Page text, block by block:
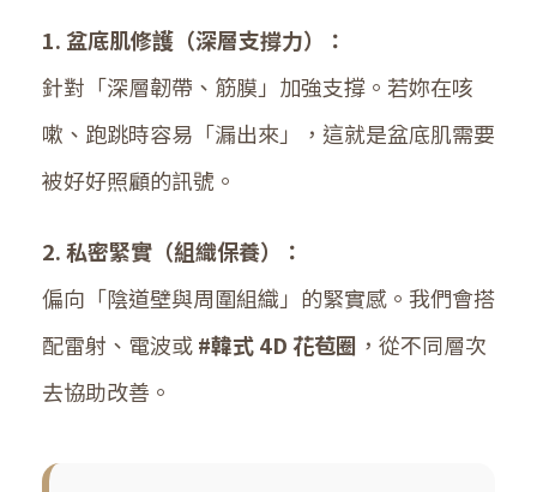
1. 盆底肌修護（深層支撐力）：
針對「深層韌帶、筋膜」加強支撐。若妳在咳
嗽、跑跳時容易「漏出來」，這就是盆底肌需要
被好好照顧的訊號。
2. 私密緊實（組織保養）：
偏向「陰道壁與周圍組織」的緊實感。我們會搭
配雷射、電波或#韓式 4D 花苞圈 ，從不同層次
去協助改善。